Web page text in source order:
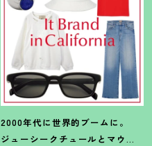
2000年代に世界的ブームに。
ジューシークチュールとマウ